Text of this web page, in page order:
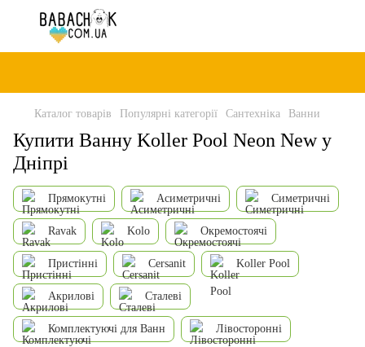
Каталог товарів Популярні категорії Сантехніка Ванни
Купити Ванну Koller Pool Neon New у
Дніпрі
Прямокутні Асиметричні Симетричні
Ravak Kolo Окремостоячі
Пристінні Cersanit Koller Pool
Акрилові Сталеві
Комплектуючі для Ванн Лівосторонні